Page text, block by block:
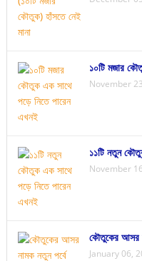
১০টি মজার
November
১১টি নতুন
November
কৌতুকের আসর
January 06,